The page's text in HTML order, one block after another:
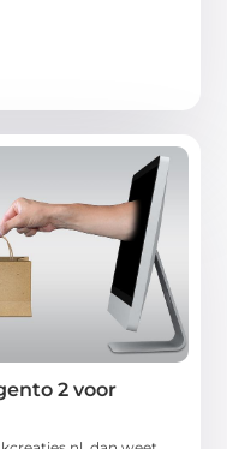
2 voor